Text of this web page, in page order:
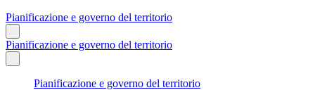
Pianificazione e governo del territorio
Pianificazione e governo del territorio
Pianificazione e governo del territorio